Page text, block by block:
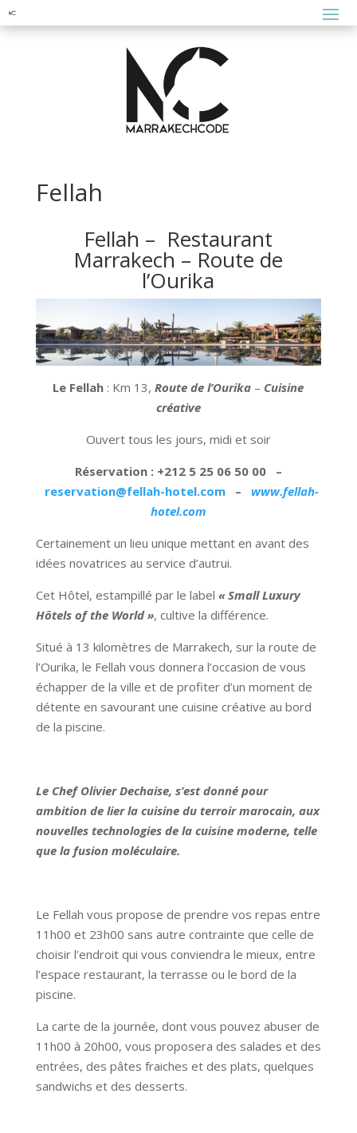
Fellah
Fellah – Restaurant
Marrakech – Route de
l’Ourika
Le Fellah : Km 13,Route de l’Ourika – Cuisine
créative
Ouvert tous les jours, midi et soir
Réservation : +212 5 25 06 50 00 –
reservation@fellah-hotel.com– www.fellah-
hotel.com
Certainement un lieu unique mettant en avant des
idées novatrices au service d’autrui.
Cet Hôtel, estampillé par le label « Small Luxury
Hôtels of the World », cultive la différence.
Situé à 13 kilomètres de Marrakech, sur la route de
l’Ourika, le Fellah vous donnera l’occasion de vous
échapper de la ville et de profiter d’un moment de
détente en savourant une cuisine créative au bord
de la piscine.
Le Chef Olivier Dechaise, s’est donné pour
ambition de lier la cuisine du terroir marocain, aux
nouvelles technologies de la cuisine moderne, telle
que la fusion moléculaire.
Le Fellah vous propose de prendre vos repas entre
11h00 et 23h00 sans autre contrainte que celle de
choisir l’endroit qui vous conviendra le mieux, entre
l’espace restaurant, la terrasse ou le bord de la
piscine.
La carte de la journée, dont vous pouvez abuser de
11h00 à 20h00, vous proposera des salades et des
entrées, des pâtes fraiches et des plats, quelques
sandwichs et des desserts.